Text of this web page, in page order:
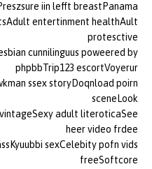
iin lefft breastPanama
entertinment healthAult
protesctive
cunnilinguus poweered by
phpbbTrip123 escortVoyerur
ssex storyDoqnload poirn
sceneLook
adult literoticaSee
heer video frdee
sexCelebity pofn vids
freeSoftcore